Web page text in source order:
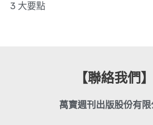
3 大要點
【聯絡我們】
萬寶週刊出版股份有限